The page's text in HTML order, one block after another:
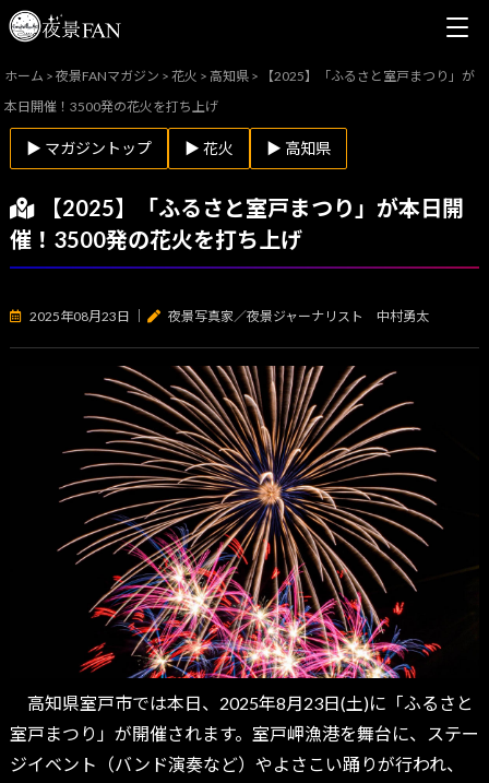
ホーム >夜景FANマガジン >花火 >高知県 >
【2025】「ふるさと室戸まつり」が
本日開催！3500発の花火を打ち上げ
▶ マガジントップ ▶ 花火 ▶ 高知県
【2025】「ふるさと室戸まつり」が本日開
催！3500発の花火を打ち上げ
2025年08月23日 夜景写真家／夜景ジャーナリスト 中村勇太
高知県室戸市では本日、2025年8月23日(土)に「ふるさと
室戸まつり」が開催されます。室戸岬漁港を舞台に、ステー
ジイベント（バンド演奏など）やよさこい踊りが行われ、